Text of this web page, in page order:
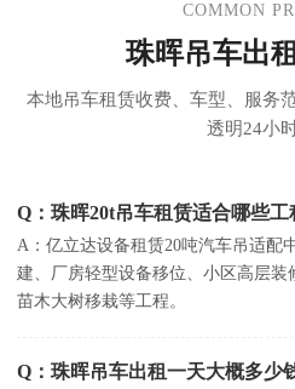
COMMON
珠晖吊车出
本地吊车租赁收费、车型、服务
透明24小
Q：珠晖20t吊车租赁适合哪些工
A：亿立达设备租赁20吨汽车吊适配
建、厂房轻型设备移位、小区高层装
苗木大树移栽等工程。
Q：珠晖吊车出租一天大概多少